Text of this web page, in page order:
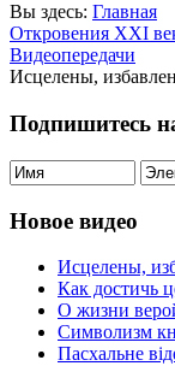
Вы здесь: Главная
Откровения ХХІ
Видеопередачи
Исцелены,
Подпишитесь
Новое видео
Исцелены,
Как достичь
О жизни
Символизм
Пасхальне